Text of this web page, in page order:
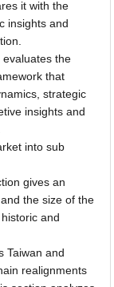
it with the
insights and
the
that
strategic
insights and
into sub
gives an
the size of the
and
Taiwan and
realignments